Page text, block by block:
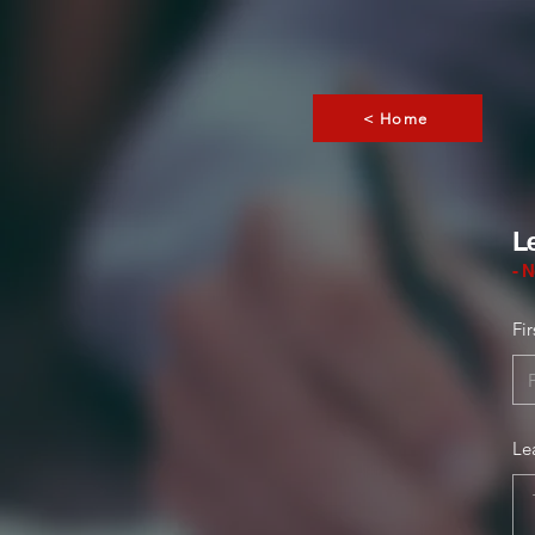
< Home
-